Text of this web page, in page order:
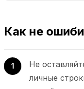
Как не
1
Не
личные